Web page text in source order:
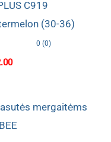
C919
(30-36)
0 (0)